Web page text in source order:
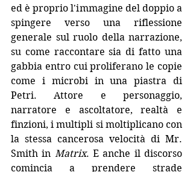
ed è proprio l'immagine del doppio a
spingere verso una riflessione
generale sul ruolo della narrazione,
su come raccontare sia di fatto una
gabbia entro cui proliferano le copie
come i microbi in una piastra di
Petri. Attore e personaggio,
narratore e ascoltatore, realtà e
finzioni, i multipli si moltiplicano con
la stessa cancerosa velocità di Mr.
Smith in Matrix. E anche il discorso
comincia a prendere strade